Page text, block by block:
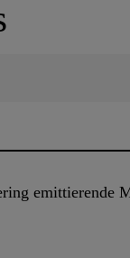
emittierende